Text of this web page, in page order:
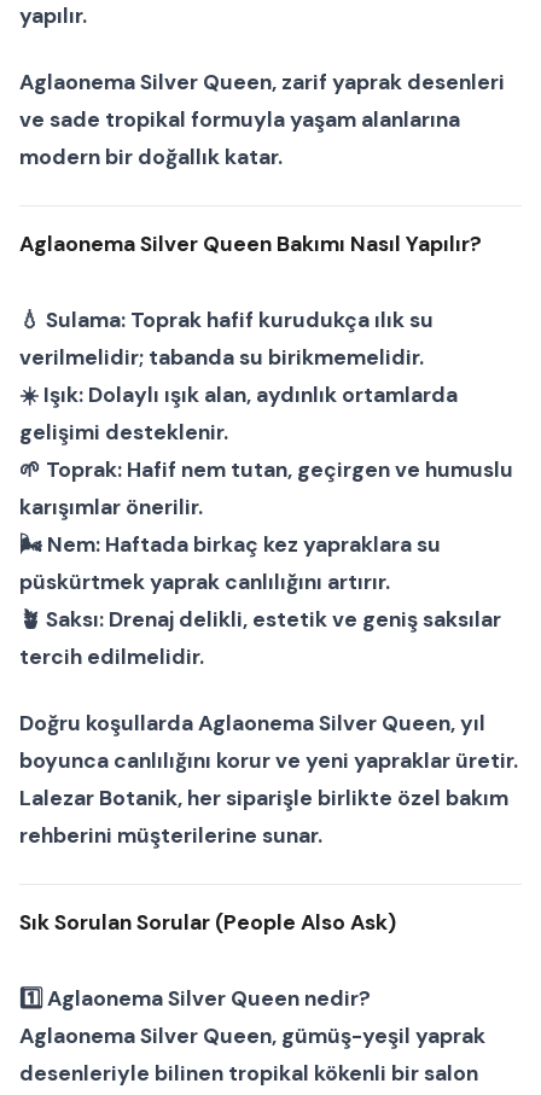
yapılır.
Aglaonema Silver Queen, zarif yaprak desenleri
ve sade tropikal formuyla yaşam alanlarına
modern bir doğallık katar.
Aglaonema Silver Queen Bakımı Nasıl Yapılır?
💧 Sulama: Toprak hafif kurudukça ılık su
verilmelidir; tabanda su birikmemelidir.
☀️ Işık: Dolaylı ışık alan, aydınlık ortamlarda
gelişimi desteklenir.
🌱 Toprak: Hafif nem tutan, geçirgen ve humuslu
karışımlar önerilir.
🌬 Nem: Haftada birkaç kez yapraklara su
püskürtmek yaprak canlılığını artırır.
🪴 Saksı: Drenaj delikli, estetik ve geniş saksılar
tercih edilmelidir.
Doğru koşullardaAglaonema Silver Queen, yıl
boyunca canlılığını korur ve yeni yapraklar üretir.
Lalezar Botanik, her siparişle birlikte özel bakım
rehberini müşterilerine sunar.
Sık Sorulan Sorular (People Also Ask)
1️⃣ Aglaonema Silver Queen nedir?
Aglaonema Silver Queen, gümüş-yeşil yaprak
desenleriyle bilinen tropikal kökenli birsalon